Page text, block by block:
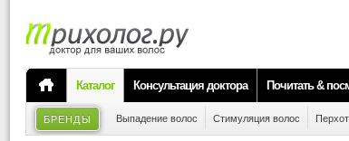
Каталог Консультация доктора Почитать &
БРЕНДЫ Выпадение волос Стимуляция волос